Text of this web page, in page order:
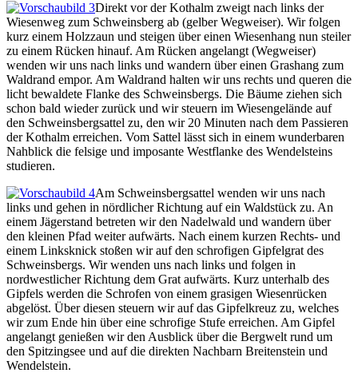
Direkt vor der Kothalm zweigt nach links der
Wiesenweg zum Schweinsberg ab (gelber Wegweiser). Wir folgen
kurz einem Holzzaun und steigen über einen Wiesenhang nun steiler
zu einem Rücken hinauf. Am Rücken angelangt (Wegweiser)
wenden wir uns nach links und wandern über einen Grashang zum
Waldrand empor. Am Waldrand halten wir uns rechts und queren die
licht bewaldete Flanke des Schweinsbergs. Die Bäume ziehen sich
schon bald wieder zurück und wir steuern im Wiesengelände auf
den Schweinsbergsattel zu, den wir 20 Minuten nach dem Passieren
der Kothalm erreichen. Vom Sattel lässt sich in einem wunderbaren
Nahblick die felsige und imposante Westflanke des Wendelsteins
studieren.
Am Schweinsbergsattel wenden wir uns nach
links und gehen in nördlicher Richtung auf ein Waldstück zu. An
einem Jägerstand betreten wir den Nadelwald und wandern über
den kleinen Pfad weiter aufwärts. Nach einem kurzen Rechts- und
einem Linksknick stoßen wir auf den schrofigen Gipfelgrat des
Schweinsbergs. Wir wenden uns nach links und folgen in
nordwestlicher Richtung dem Grat aufwärts. Kurz unterhalb des
Gipfels werden die Schrofen von einem grasigen Wiesenrücken
abgelöst. Über diesen steuern wir auf das Gipfelkreuz zu, welches
wir zum Ende hin über eine schrofige Stufe erreichen. Am Gipfel
angelangt genießen wir den Ausblick über die Bergwelt rund um
den Spitzingsee und auf die direkten Nachbarn Breitenstein und
Wendelstein.